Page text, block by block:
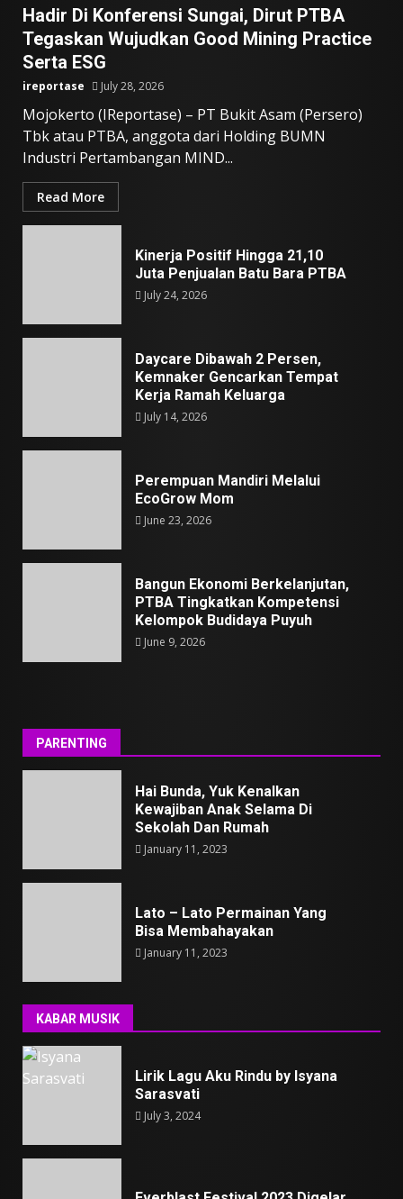
Hadir Di Konferensi Sungai, Dirut PTBA
Tegaskan Wujudkan Good Mining Practice
Serta ESG
ireportase July 28, 2026
Mojokerto (IReportase) – PT Bukit Asam (Persero)
Tbk atau PTBA, anggota dari Holding BUMN
Industri Pertambangan MIND...
Read More
Kinerja Positif Hingga 21,10
Juta Penjualan Batu Bara PTBA
July 24, 2026
Daycare Dibawah 2 Persen,
Kemnaker Gencarkan Tempat
Kerja Ramah Keluarga
July 14, 2026
Perempuan Mandiri Melalui
EcoGrow Mom
June 23, 2026
Bangun Ekonomi Berkelanjutan,
PTBA Tingkatkan Kompetensi
Kelompok Budidaya Puyuh
June 9, 2026
PARENTING
Hai Bunda, Yuk Kenalkan
Kewajiban Anak Selama Di
Sekolah Dan Rumah
January 11, 2023
Lato – Lato Permainan Yang
Bisa Membahayakan
January 11, 2023
KABAR MUSIK
Lirik Lagu Aku Rindu by Isyana
Sarasvati
July 3, 2024